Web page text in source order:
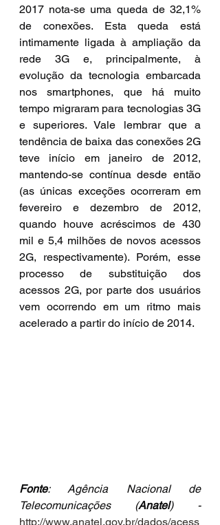
2017 nota-se uma queda de 32,1%
de conexões. Esta queda está
intimamente ligada à ampliação da
rede 3G e, principalmente, à
evolução da tecnologia embarcada
nos smartphones, que há muito
tempo migraram para tecnologias 3G
e superiores. Vale lembrar que a
tendência de baixa das conexões 2G
teve início em janeiro de 2012,
mantendo-se contínua desde então
(as únicas exceções ocorreram em
fevereiro e dezembro de 2012,
quando houve acréscimos de 430
mil e 5,4 milhões de novos acessos
2G, respectivamente). Porém, esse
processo de substituição dos
acessos 2G, por parte dos usuários
vem ocorrendo em um ritmo mais
acelerado a partir do início de 2014.
Fonte: Agência Nacional de
Telecomunicações (Anatel
) -
http://www.anatel.gov.br/dados/acess